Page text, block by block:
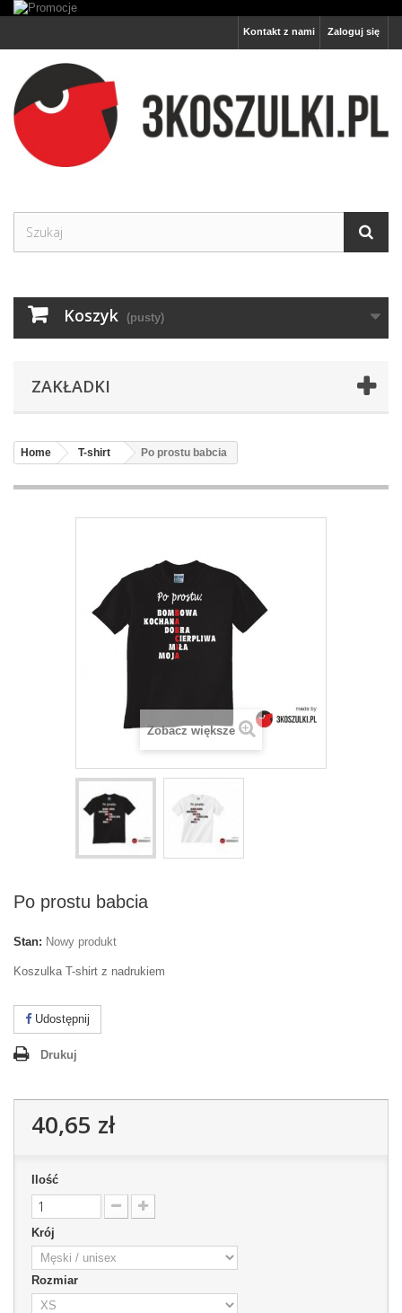
Zaloguj się
Kontakt z nami
Koszyk (pusty)
ZAKŁADKI
Home T-shirt Po prostu babcia
Zobacz większe
Po prostu babcia
Stan: Nowy produkt
Koszulka T-shirt z nadrukiem
Udostępnij
Drukuj
40,65 zł
Ilość
Krój
Rozmiar